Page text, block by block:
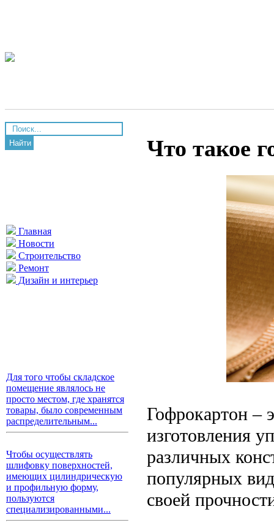
Найти
Главная
Новости
Строительство
Ремонт
Дизайн и интерьер
Для того чтобы складское
помещение являлось не
просто местом, где хранятся
товары, было современным
распределительным...
Чтобы осуществлять
шлифовку поверхностей,
имеющих цилиндрическую
и профильную форму,
пользуются
специализированными...
Что такое
Гофрокартон –
изготовления
различных
популярных
своей